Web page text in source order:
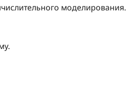
моделирования.